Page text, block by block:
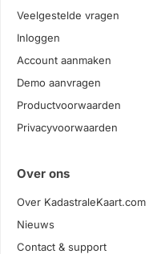
Veelgestelde vragen
Inloggen
Account aanmaken
Demo aanvragen
Productvoorwaarden
Privacyvoorwaarden
Over ons
Over KadastraleKaart.com
Nieuws
Contact & support